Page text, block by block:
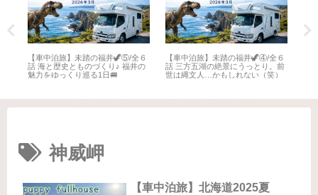
【車中泊旅】未踏の福井🦖⑤/全６
話 海と歴史とものづくり♪ 福井の
魅力をゆっくり巡る1日🚐
【車中泊旅】未踏の福井🦖④/全６
話 三方五湖の絶景にうっとり。前
世は縄文人…かもしれない（笑）
神威岬
【車中泊旅】北海道2025夏